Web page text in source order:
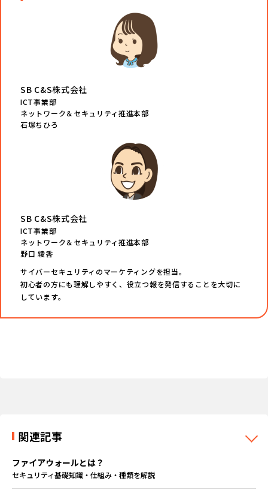
SB C&S株式会社
ICT事業部
ネットワーク＆セキュリティ推進本部
石塚ちひろ
SB C&S株式会社
ICT事業部
ネットワーク＆セキュリティ推進本部
野口 綾香
サイバーセキュリティのマーケティングを担当。
初心者の方にも理解しやすく、役立つ報を発信することを大切に
しています。
関連記事
ファイアウォールとは？
セキュリティ基礎知識・仕組み・種類を解説